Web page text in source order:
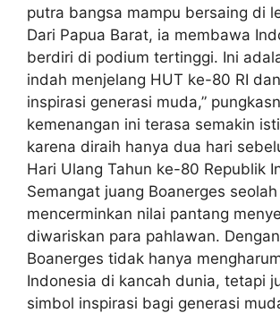
putra bangsa mampu bersaing di
Dari Papua Barat, ia membawa
berdiri di podium tertinggi. Ini
indah menjelang HUT ke-80 RI
inspirasi generasi muda,”
kemenangan ini terasa semakin
karena diraih hanya dua hari
Hari Ulang Tahun ke-80 Republik
Semangat juang Boanerges seolah
mencerminkan nilai pantang
diwariskan para pahlawan.
Boanerges tidak hanya
Indonesia di kancah dunia, tetapi
simbol inspirasi bagi generasi